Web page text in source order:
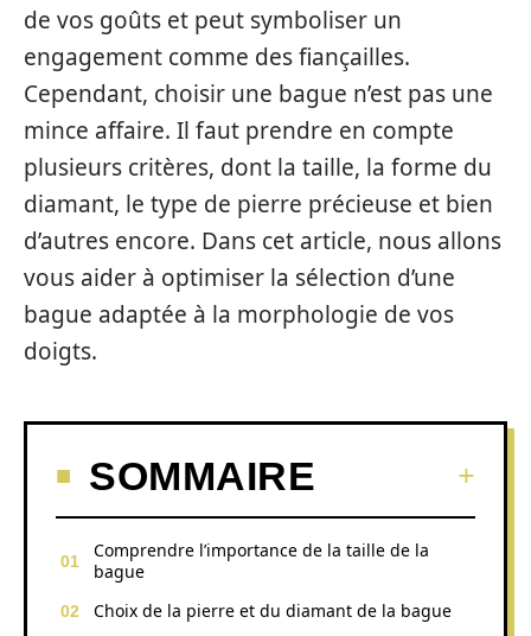
de vos goûts et peut symboliser un
engagement comme des fiançailles.
Cependant, choisir une bague n’est pas une
mince affaire. Il faut prendre en compte
plusieurs critères, dont la taille, la forme du
diamant, le type de pierre précieuse et bien
d’autres encore. Dans cet article, nous allons
vous aider à optimiser la sélection d’une
bague adaptée à la morphologie de vos
doigts.
SOMMAIRE
Comprendre l’importance de la taille de la
bague
Choix de la pierre et du diamant de la bague